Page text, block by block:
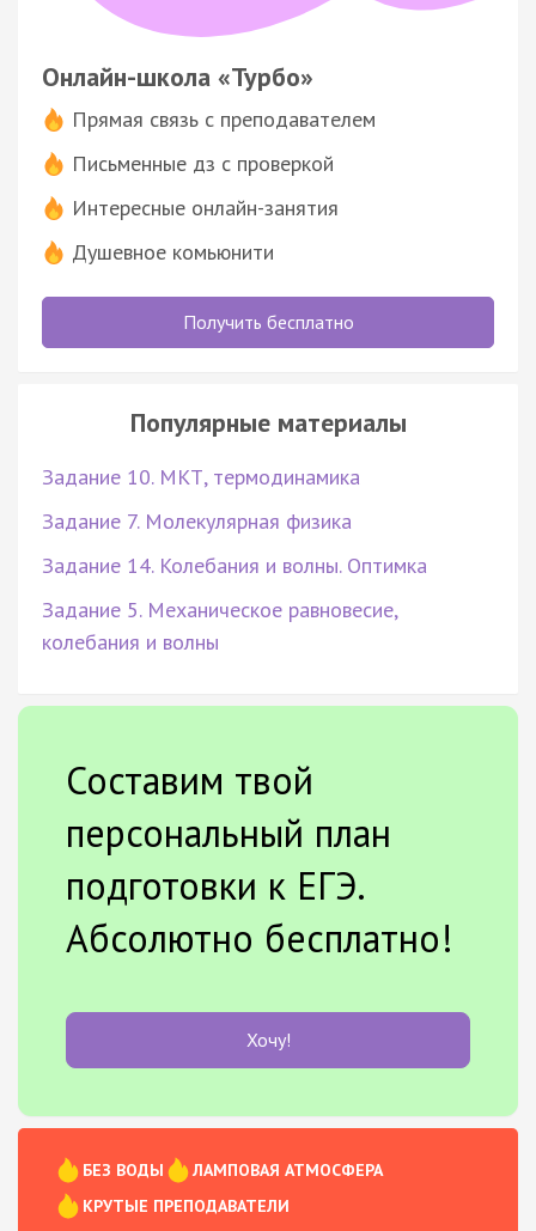
Онлайн-школа «Турбо»
Прямая связь с преподавателем
Письменные дз с проверкой
Интересные онлайн-занятия
Душевное комьюнити
Получить бесплатно
Популярные материалы
Задание 10. МКТ, термодинамика
Задание 7. Молекулярная физика
Задание 14. Колебания и волны. Оптимка
Задание 5. Механическое равновесие,
колебания и волны
Составим твой
персональный план
подготовки к ЕГЭ.
Абсолютно бесплатно!
Хочу!
БЕЗ ВОДЫ
ЛАМПОВАЯ АТМОСФЕРА
КРУТЫЕ ПРЕПОДАВАТЕЛИ